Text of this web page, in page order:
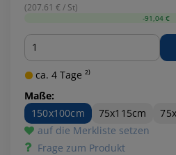
(207.61 € / St)
-91,04 €
Menge
ca. 4 Tage ²⁾
Maße:
150x100cm
75x115cm
auf die Merkliste setzen
Frage zum Produkt